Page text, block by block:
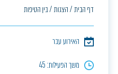
דף הבית/הצגות/בין הטיפות
האירוע עבר
משך הפעילות: 45